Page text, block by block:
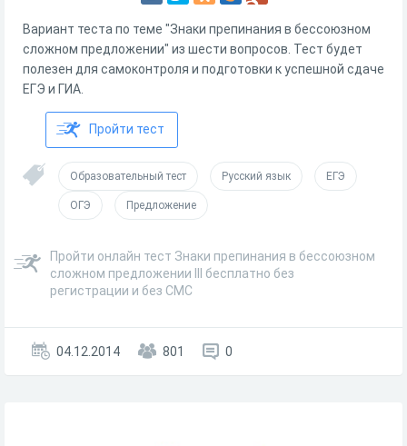
Вариант теста по теме "Знаки препинания в бессоюзном
сложном предложении" из шести вопросов. Тест будет
полезен для самоконтроля и подготовки к успешной сдаче
ЕГЭ и ГИА.
Пройти тест
Образовательный тест Русский язык ЕГЭ
ОГЭ Предложение
Пройти онлайн тест Знаки препинания в бессоюзном
сложном предложении III бесплатно без
регистрации и без СМС
04.12.2014 801 0